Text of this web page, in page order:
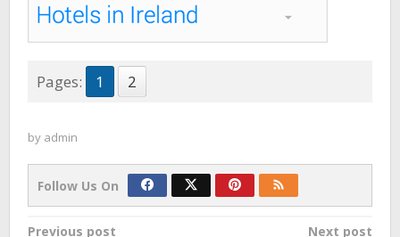
Pages: 1 2
by admin
Follow Us On
Previous post
Next post